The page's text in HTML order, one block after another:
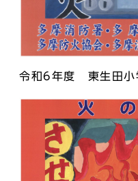
令和6年度 東生田